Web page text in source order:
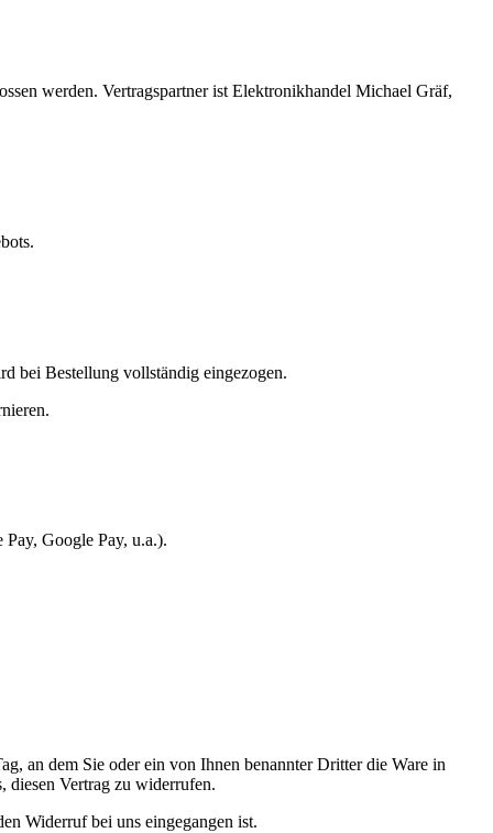
werden. Vertragspartner ist Elektronikhandel Michael Gräf,
bei Bestellung vollständig eingezogen.
Google Pay, u.a.).
an dem Sie oder ein von Ihnen benannter Dritter die Ware in
diesen Vertrag zu widerrufen.
Widerruf bei uns eingegangen ist.